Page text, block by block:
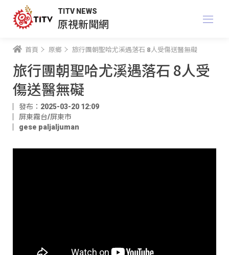
TITV NEWS
原視新聞網
首頁 原鄉 旅行團朝聖哈尤溪遇落石 8人受傷送醫無礙
旅行團朝聖哈尤溪遇落石 8人受
傷送醫無礙
發布：2025-03-20 12:09
屏東霧台/屏東市
gese paljaljuman